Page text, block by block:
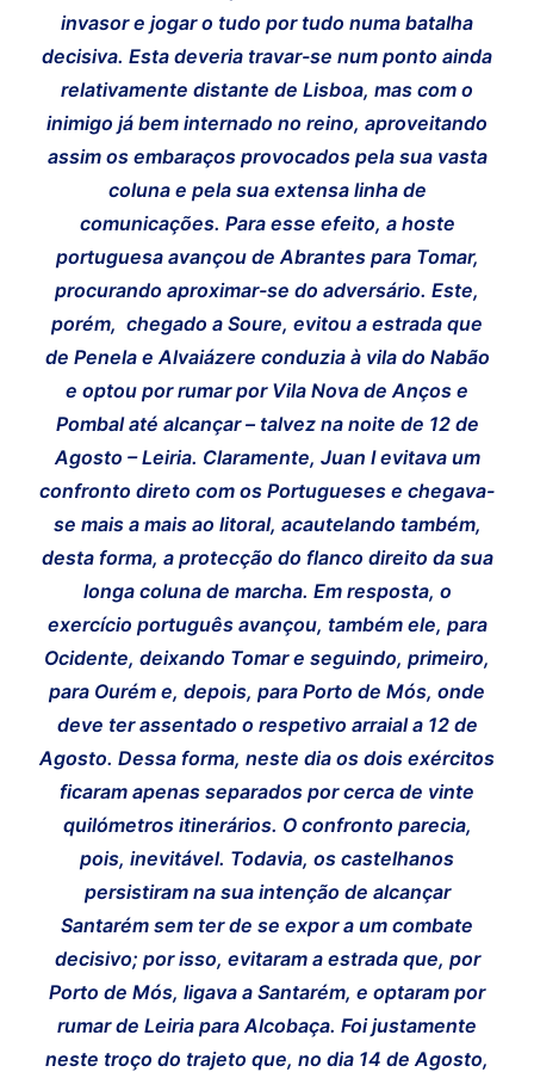
invasor e jogar o tudo por tudo numa batalha
decisiva. Esta deveria travar-se num ponto ainda
relativamente distante de Lisboa, mas com o
inimigo já bem internado no reino, aproveitando
assim os embaraços provocados pela sua vasta
coluna e pela sua extensa linha de
comunicações. Para esse efeito, a hoste
portuguesa avançou de Abrantes para Tomar,
procurando aproximar-se do adversário. Este,
porém, chegado a Soure, evitou a estrada que
de Penela e Alvaiázere conduzia à vila do Nabão
e optou por rumar por Vila Nova de Anços e
Pombal até alcançar – talvez na noite de 12 de
Agosto – Leiria. Claramente, Juan I evitava um
confronto direto com os Portugueses e chegava-
se mais a mais ao litoral, acautelando também,
desta forma, a protecção do flanco direito da sua
longa coluna de marcha. Em resposta, o
exercício português avançou, também ele, para
Ocidente, deixando Tomar e seguindo, primeiro,
para Ourém e, depois, para Porto de Mós, onde
deve ter assentado o respetivo arraial a 12 de
Agosto. Dessa forma, neste dia os dois exércitos
ficaram apenas separados por cerca de vinte
quilómetros itinerários. O confronto parecia,
pois, inevitável. Todavia, os castelhanos
persistiram na sua intenção de alcançar
Santarém sem ter de se expor a um combate
decisivo; por isso, evitaram a estrada que, por
Porto de Mós, ligava a Santarém, e optaram por
rumar de Leiria para Alcobaça. Foi justamente
neste troço do trajeto que, no dia 14 de Agosto,